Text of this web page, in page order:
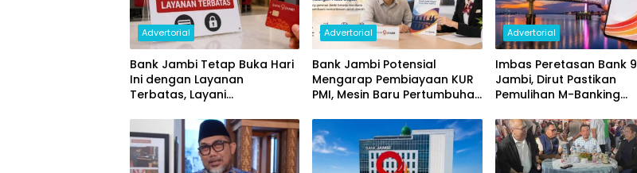
Advertorial
Bank Jambi Tetap Buka Hari
Ini dengan Layanan
Terbatas, Layani
Perubahan PIN
Advertorial
Bank Jambi Potensial
Mengarap Pembiayaan KUR
PMI, Mesin Baru Pertumbuhan
Advertorial
Imbas Peretasan Bank 9
Jambi, Dirut Pastikan
Pemulihan M-Banking